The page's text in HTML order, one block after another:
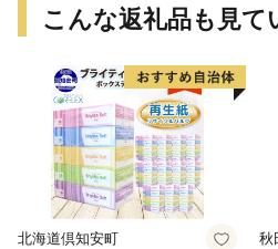
こんな返礼品も見て
北海道倶知安町 秋